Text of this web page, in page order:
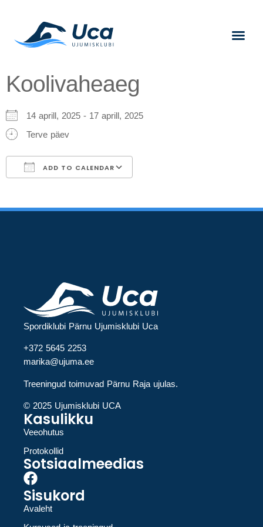
Koolivaheaeg
14 aprill, 2025 - 17 aprill, 2025
Terve päev
ADD TO CALENDAR
Spordiklubi Pärnu Ujumisklubi Uca
+372 5645 2253
marika@ujuma.ee
Treeningud toimuvad Pärnu Raja ujulas.
© 2025 Ujumisklubi UCA
Kasulikku
Veeohutus
Protokollid
Sotsiaalmeedias
Sisukord
Avaleht